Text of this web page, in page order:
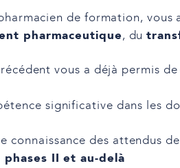
de formation, vous
pharmaceutique, du
vous a déjà permis
significative dans les
connaissance des attendus
II et au-delà